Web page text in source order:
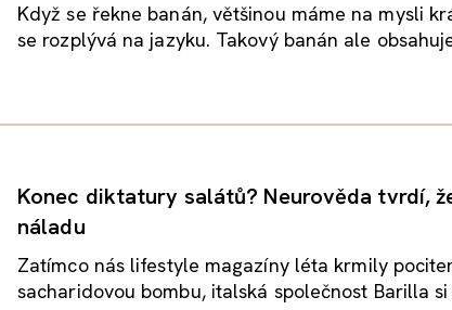
Když se řekne banán, většinou máme na mysli
se rozplývá na jazyku. Takový banán ale
Konec diktatury salátů? Neurověda tvrdí,
náladu
Zatímco nás lifestyle magazíny léta krmily
sacharidovou bombu, italská společnost Barilla